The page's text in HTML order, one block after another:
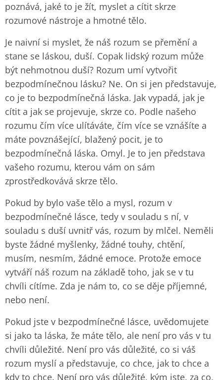
poznává, jaké to je žít, myslet a cítit skrze
rozumové nástroje a hmotné tělo.
Je naivní si myslet, že náš rozum se přemění a
stane se láskou, duší. Copak lidský rozum může
být nehmotnou duší? Rozum umí vytvořit
bezpodmínečnou lásku? Ne. On si jen představuje,
co je to bezpodmínečná láska. Jak vypadá, jak je
cítit a jak se projevuje, skrze co. Podle našeho
rozumu čím více ulítáváte, čím více se vznášíte a
máte povznášející, blažený pocit, je to
bezpodmínečná láska. Omyl. Je to jen představa
vašeho rozumu, kterou vám on sám
zprostředkovává skrze tělo.
Pokud by bylo vaše tělo a mysl, rozum v
bezpodmínečné lásce, tedy v souladu s ní, v
souladu s duší uvnitř vás, rozum by mlčel. Neměli
byste žádné myšlenky, žádné touhy, chtění,
musím, nesmím, žádné emoce. Protože emoce
vytváří náš rozum na základě toho, jak se v tu
chvíli cítíme. Zda je nám to, co se děje příjemné,
nebo není.
Pokud jste v bezpodmínečné lásce, uvědomujete
si jako ta láska, že máte tělo, ale není pro vás v tu
chvíli důležité. Není pro vás důležité, co si váš
rozum myslí a představuje, co chce, jak to chce a
kdy to chce. Není pro vás důležité, kým jste, za co,